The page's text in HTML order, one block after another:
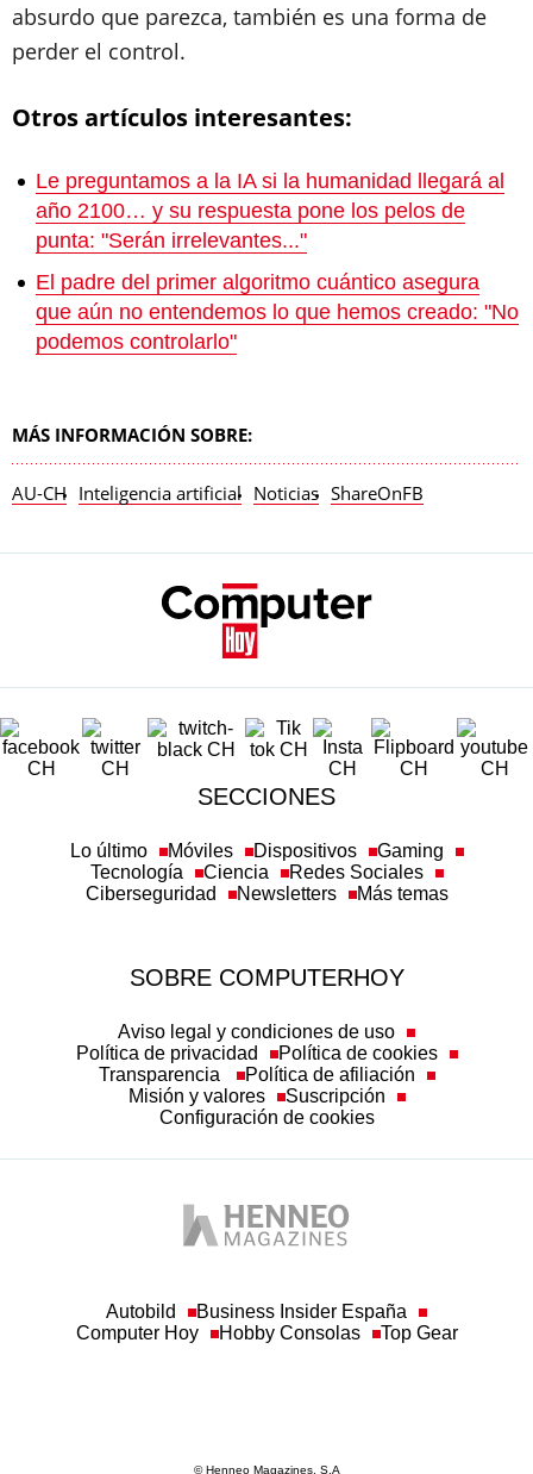
absurdo que parezca, también es una forma de
perder el control.
Otros artículos interesantes:
Le preguntamos a la IA si la humanidad llegará al
año 2100… y su respuesta pone los pelos de
punta: "Serán irrelevantes..."
El padre del primer algoritmo cuántico asegura
que aún no entendemos lo que hemos creado: "No
podemos controlarlo"
MÁS INFORMACIÓN SOBRE:
AU-CH Inteligencia artificial Noticias ShareOnFB
SECCIONES
Lo último Móviles Dispositivos
Gaming
Tecnología
Ciencia
Redes Sociales
Ciberseguridad
Newsletters Más temas
SOBRE COMPUTERHOY
Aviso legal y condiciones de uso
Política de privacidad
Política de cookies
Transparencia
Política de afiliación
Misión y valores
Suscripción
Configuración de cookies
Autobild
Business Insider España
Computer Hoy
Hobby Consolas Top Gear
© Henneo Magazines, S.A